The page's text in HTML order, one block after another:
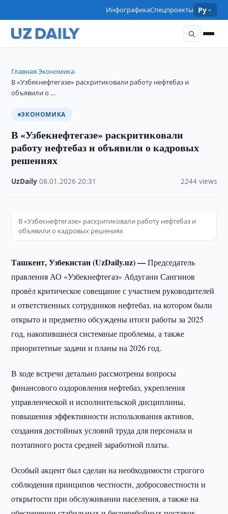
ИнфографикаСпецпроекты Ру
Главная›Экономика›
В «Узбекнефтегазе» раскритиковали работу нефтебаз и
объявили о …
ЭКОНОМИКА
В «Узбекнефтегазе» раскритиковали
работу нефтебаз и объявили о кадровых
решениях
UzDaily ·08.01.2026 ·20:31 2244 views
В «Узбекнефтегазе» раскритиковали работу нефтебаз и
объявили о кадровых решениях
Ташкент, Узбекистан (UzDaily.uz) —Председатель
правления АО «Узбекнефтегаз» Абдугани Сангинов
провёл критическое совещание с участием руководителей
и ответственных сотрудников нефтебаз, на котором были
открыто и предметно обсуждены итоги работы за 2025
год, накопившиеся системные проблемы, а также
приоритетные задачи и планы на 2026 год.
В ходе встречи детально рассмотрены вопросы
финансового оздоровления нефтебаз, укрепления
управленческой и исполнительской дисциплины,
повышения эффективности использования активов,
создания достойных условий труда для персонала и
поэтапного роста средней заработной платы.
Особый акцент был сделан на необходимости строгого
соблюдения принципов честности, добросовестности и
открытости при обслуживании населения, а также на